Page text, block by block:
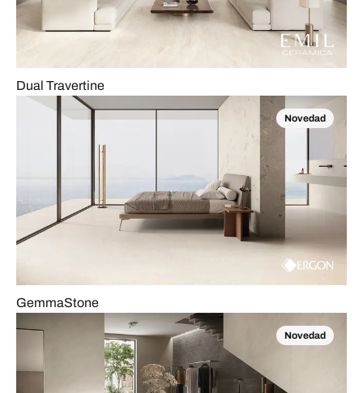
Dual Travertine
Novedad
GemmaStone
Novedad